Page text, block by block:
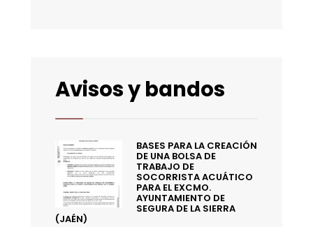
Avisos y bandos
BASES PARA LA CREACIÓN
DE UNA BOLSA DE
TRABAJO DE
SOCORRISTA ACUÁTICO
PARA EL EXCMO.
AYUNTAMIENTO DE
SEGURA DE LA SIERRA
(JAÉN)